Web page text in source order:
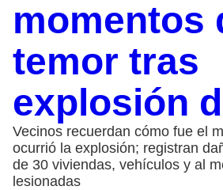
momentos
temor tras
explosión
Vecinos recuerdan cómo fue el
ocurrió la explosión; registran
de 30 viviendas, vehículos y al
lesionadas